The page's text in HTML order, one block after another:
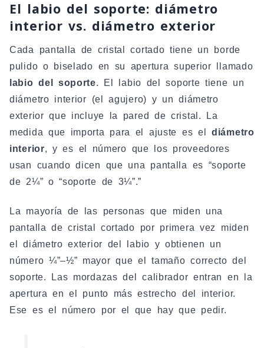
El labio del soporte: diámetro
interior vs. diámetro exterior
Cada pantalla de cristal cortado tiene un borde
pulido o biselado en su apertura superior llamado
labio del soporte. El labio del soporte tiene un
diámetro interior (el agujero) y un diámetro
exterior que incluye la pared de cristal. La
medida que importa para el ajuste es eldiámetro
interior, y es el número que los proveedores
usan cuando dicen que una pantalla es “soporte
de 2¼” o “soporte de 3¼”.”
La mayoría de las personas que miden una
pantalla de cristal cortado por primera vez miden
el diámetro exterior del labio y obtienen un
número ¼”–½” mayor que el tamaño correcto del
soporte. Las mordazas del calibrador entran en la
apertura en el punto más estrecho del interior.
Ese es el número por el que hay que pedir.